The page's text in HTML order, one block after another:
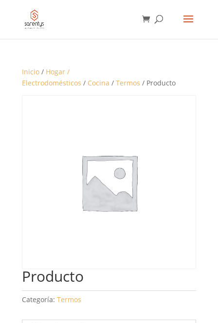
PRODUCTOS
Inicio/ Hogar /
Electrodomésticos / Cocina / Termos / Producto
Producto
Categoría: Termos